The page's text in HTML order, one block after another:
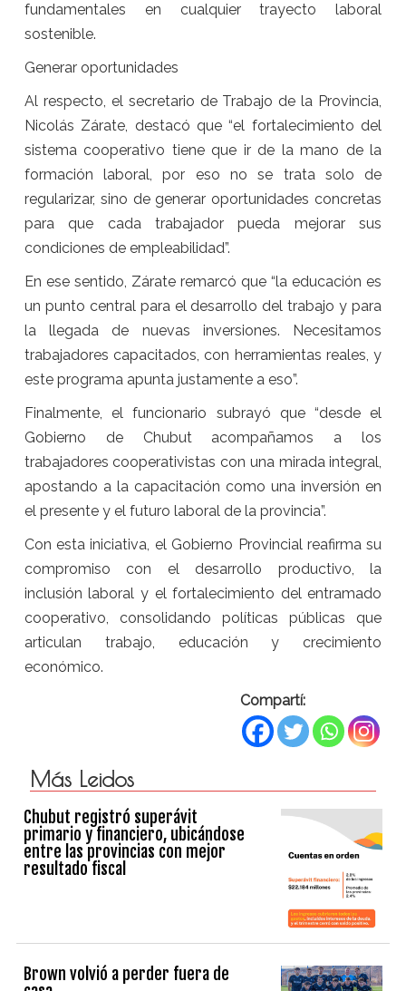
fundamentales en cualquier trayecto laboral
sostenible.
Generar oportunidades
Al respecto, el secretario de Trabajo de la Provincia,
Nicolás Zárate, destacó que “el fortalecimiento del
sistema cooperativo tiene que ir de la mano de la
formación laboral, por eso no se trata solo de
regularizar, sino de generar oportunidades concretas
para que cada trabajador pueda mejorar sus
condiciones de empleabilidad”.
En ese sentido, Zárate remarcó que “la educación es
un punto central para el desarrollo del trabajo y para
la llegada de nuevas inversiones. Necesitamos
trabajadores capacitados, con herramientas reales, y
este programa apunta justamente a eso”.
Finalmente, el funcionario subrayó que “desde el
Gobierno de Chubut acompañamos a los
trabajadores cooperativistas con una mirada integral,
apostando a la capacitación como una inversión en
el presente y el futuro laboral de la provincia”.
Con esta iniciativa, el Gobierno Provincial reafirma su
compromiso con el desarrollo productivo, la
inclusión laboral y el fortalecimiento del entramado
cooperativo, consolidando políticas públicas que
articulan trabajo, educación y crecimiento
económico.
Compartí:
Más Leidos
Chubut registró superávit
primario y financiero, ubicándose
entre las provincias con mejor
resultado fiscal
Brown volvió a perder fuera de